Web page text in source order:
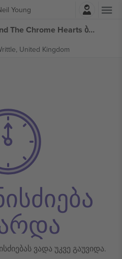
Youngშესვლა
State Fayre - Neil Young and The Chrome Hearts ბილეთი
United Kingdom
ვადა უკვე გაუვიდა.